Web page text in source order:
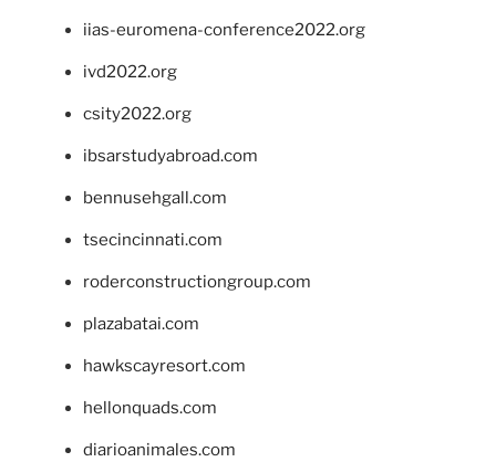
iias-euromena-conference2022.org
ivd2022.org
csity2022.org
ibsarstudyabroad.com
bennusehgall.com
tsecincinnati.com
roderconstructiongroup.com
plazabatai.com
hawkscayresort.com
hellonquads.com
diarioanimales.com